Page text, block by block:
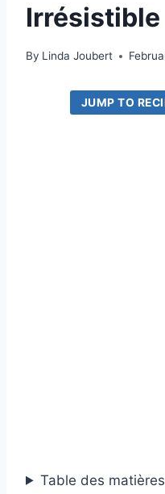
Irrésistible
By Linda Joubert
JUMP TO
Table des matières